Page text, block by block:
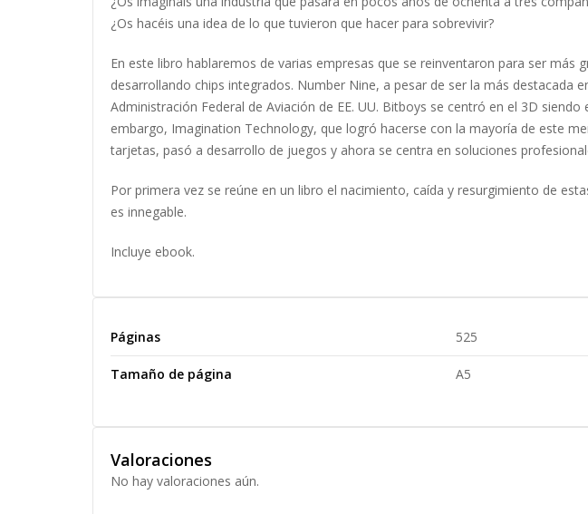
¿Os hacéis una idea de lo que tuvieron que hacer para sobrevivir?
En este libro hablaremos de varias empresas que se reinventaron para ser
desarrollando chips integrados. Number Nine, a pesar de ser la más
Administración Federal de Aviación de EE. UU. Bitboys se centró en el 3D
embargo, Imagination Technology, que logró hacerse con la mayoría de este
tarjetas, pasó a desarrollo de juegos y ahora se centra en soluciones
Por primera vez se reúne en un libro el nacimiento, caída y resurgimiento de
es innegable.
Incluye ebook.
Páginas 525
Tamaño de página A5
Valoraciones
No hay valoraciones aún.